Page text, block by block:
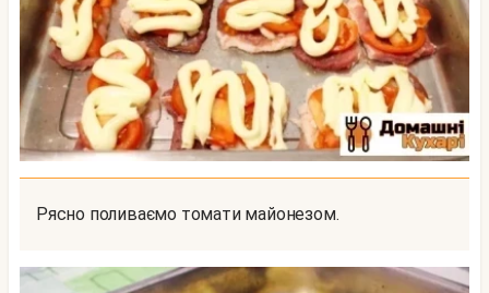
Рясно поливаємо томати майонезом.